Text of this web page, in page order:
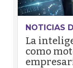
NOTICIAS
La
como